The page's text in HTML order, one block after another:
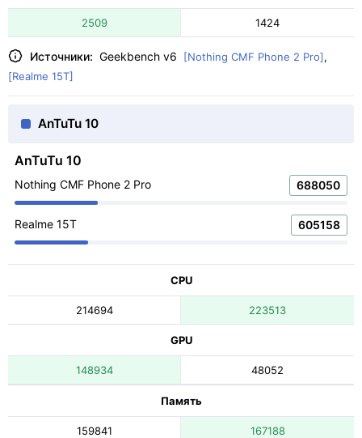
2509 1424
Источники: Geekbench v6 [Nothing CMF Phone 2 Pro],
[Realme 15T]
AnTuTu 10
AnTuTu 10
Nothing CMF Phone 2 Pro 688050
Realme 15T 605158
CPU
214694 223513
GPU
148934 48052
Память
159841 167188